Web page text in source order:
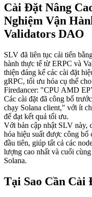
Cài Đặt Nâng
Nghiệm Vận
Validators DAO
SLV đã liên tục cải tiến
hành thực tế từ ERPC và
thiện đáng kể các cài đặt
gRPC, tối ưu hóa cụ thể
Firedancer: "CPU AMD
Các cài đặt đã công bố
chạy Solana client," với ít
để đạt kết quả tối ưu.
Với bản cập nhật SLV này,
hóa hiệu suất được công
đầu tiên, giúp tất cả các
lượng cao nhất và cuối
Solana.
Tại Sao Cần Cài